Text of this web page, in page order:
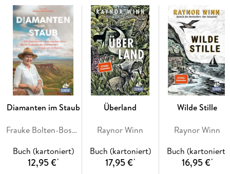
Diamanten im Staub
Frauke Bolten-Boshammer mit Sue Smethurst
Buch (kartoniert)
12,95 €*
Überland
Raynor Winn
Buch (kartoniert)
17,95 €*
Wilde Stille
Raynor Winn
Buch (kartoniert)
16,95 €*